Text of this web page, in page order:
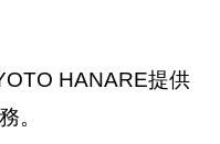
HANARE提供
。